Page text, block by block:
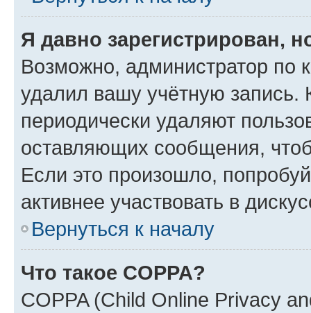
Я давно зарегистрирован,
Возможно, администратор по
удалил вашу учётную запись.
периодически удаляют
оставляющих сообщения,
Если это произошло,
активнее участвовать в
Вернуться к началу
Что такое COPPA?
COPPA (Child Online Privacy